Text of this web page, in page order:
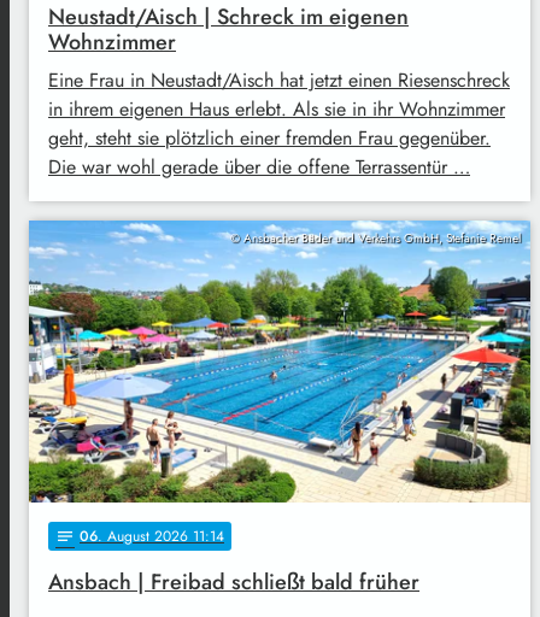
Neustadt/Aisch | Schreck im eigenen
Wohnzimmer
Eine Frau in Neustadt/Aisch hat jetzt einen Riesenschreck
in ihrem eigenen Haus erlebt. Als sie in ihr Wohnzimmer
geht, steht sie plötzlich einer fremden Frau gegenüber.
Die war wohl gerade über die offene Terrassentür …
© Ansbacher Bäder und Verkehrs GmbH, Stefanie Remel
notes 06. August 2026 11:14
Ansbach | Freibad schließt bald früher